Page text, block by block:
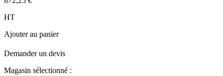
HT
Ajouter au panier
Demander un devis
Magasin sélectionné :